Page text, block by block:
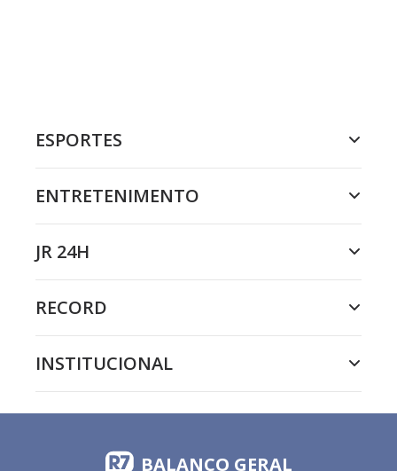
ESPORTES
ENTRETENIMENTO
JR 24H
RECORD
INSTITUCIONAL
BALANÇO GERAL